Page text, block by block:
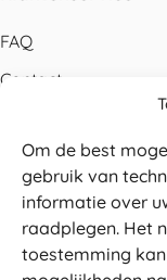
Om de best
gebruik van
informatie over
raadplegen. Het
toestemming
FAQ
Contact
Betalen
Levering
Retouren
Service en garantie